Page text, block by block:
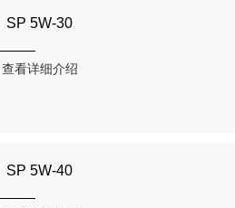
SP 5W-30
查看详细介绍
SP 5W-40